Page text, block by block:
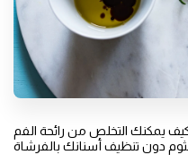
يمكنك التخلص من رائحة الفم